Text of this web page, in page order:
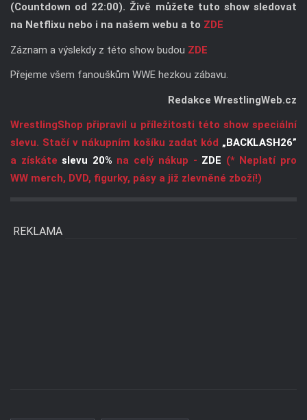
(Countdown od 22:00). Živě můžete tuto show sledovat
na Netflixu nebo i na našem webu a to ZDE
Záznam a výslekdy z této show budou ZDE
Přejeme všem fanouškům WWE hezkou zábavu.
Redakce WrestlingWeb.cz
WrestlingShop připravil u příležitosti této show speciální
slevu. Stačí v nákupním košíku zadat kód „BACKLASH26”
a získáteslevu 20% na celý nákup - ZDE (* Neplatí pro
WW merch, DVD, figurky, pásy a již zlevněné zboží!)
REKLAMA